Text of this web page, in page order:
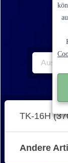
TK-16H
Andere